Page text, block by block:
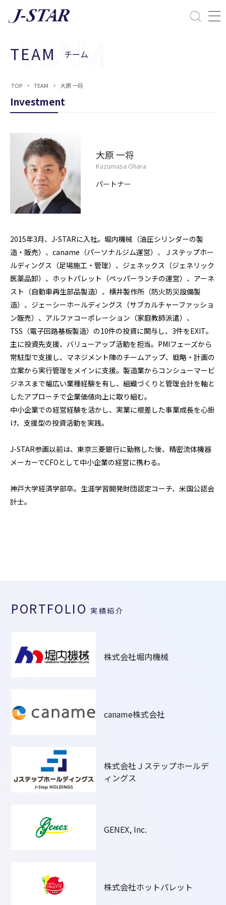
TEAM チーム
TOP TEAM 大原 一将
Investment
大原 一将
Kazumasa Ohara
パートナー
2015年3月、J-STARに入社。堀内機械（油圧シリンダーの製
造・販売）、caname（パーソナルジム運営）、Ｊステップホー
ルディングス（足場施工・管理）、ジェネックス（ジェネリック
医薬品卸）、ホットパレット（ペッパーランチの運営）、アーネ
スト（自動車再生部品製造）、横井製作所（防火防災設備製
造）、ジェーシーホールディングス（サブカルチャーファッショ
ン販売）、アルファコーポレーション（家庭教師派遣）、
TSS（電子回路基板製造）の10件の投資に関与し、3件をEXIT。
主に投資先支援、バリューアップ活動を担当。PMIフェーズから
常駐型で支援し、マネジメント陣のチームアップ、戦略・計画の
立案から実行管理をメインに支援。製造業からコンシューマービ
ジネスまで幅広い業種経験を有し、組織づくりと管理会計を軸と
したアプローチで企業価値向上に取り組む。
中小企業での経営経験を活かし、実業に根差した事業成長を心掛
け、支援型の投資活動を実践。
J-STAR参画以前は、東京三菱銀行に勤務した後、精密流体機器
メーカーでCFOとして中小企業の経営に携わる。
神戸大学経済学部卒。生涯学習開発財団認定コーチ、米国公認会
計士。
PORTFOLIO実績紹介
株式会社堀内機械
caname株式会社
株式会社Ｊステップホールデ
ィングス
GENEX, Inc.
株式会社ホットパレット